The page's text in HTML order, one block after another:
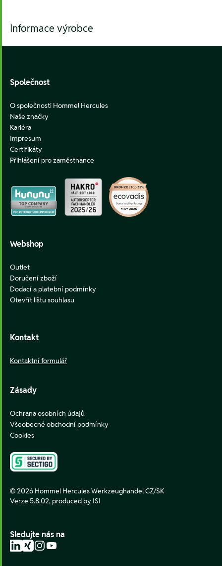
Informace výrobce
Společnost
O společnosti Hommel Hercules
Naše značky
Kariéra
Impresum
Certifikáty
Přihlášení pro zaměstnance
Webshop
Outlet
Doručení zboží
Dodací a platební podmínky
Otevřít lištu souhlasu
Kontakt
Kontaktní formulář
Zásady
Ochrana osobních údajů
Všeobecné obchodní podmínky
Cookies
© 2026 Hommel Hercules Werkzeughandel CZ/SK
Verze 5.8.02, produced by ISI
Sledujte nás na
LinkedIn
XingInstagram
YouTube